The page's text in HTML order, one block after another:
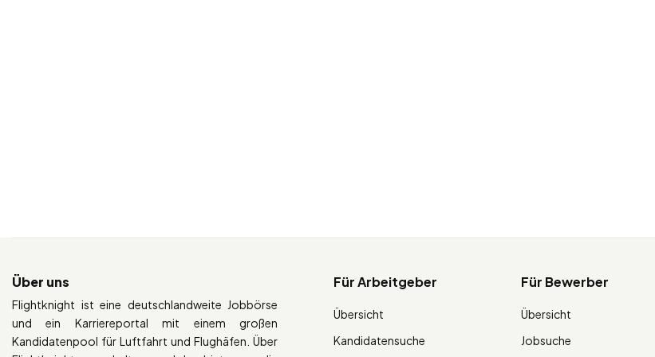
Über uns
Flightknight ist eine deutschlandweite Jobbörse
und ein Karriereportal mit einem großen
Kandidatenpool für Luftfahrt und Flughäfen. Über
Für Arbeitgeber
Übersicht
Kandidatensuche
Für Bewerber
Übersicht
Jobsuche